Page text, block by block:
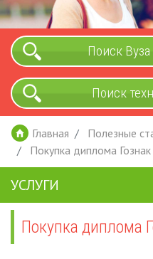
Поиск
Поиск
Главная
Полезные
Покупка диплома
УСЛУГИ
Покупка диплома